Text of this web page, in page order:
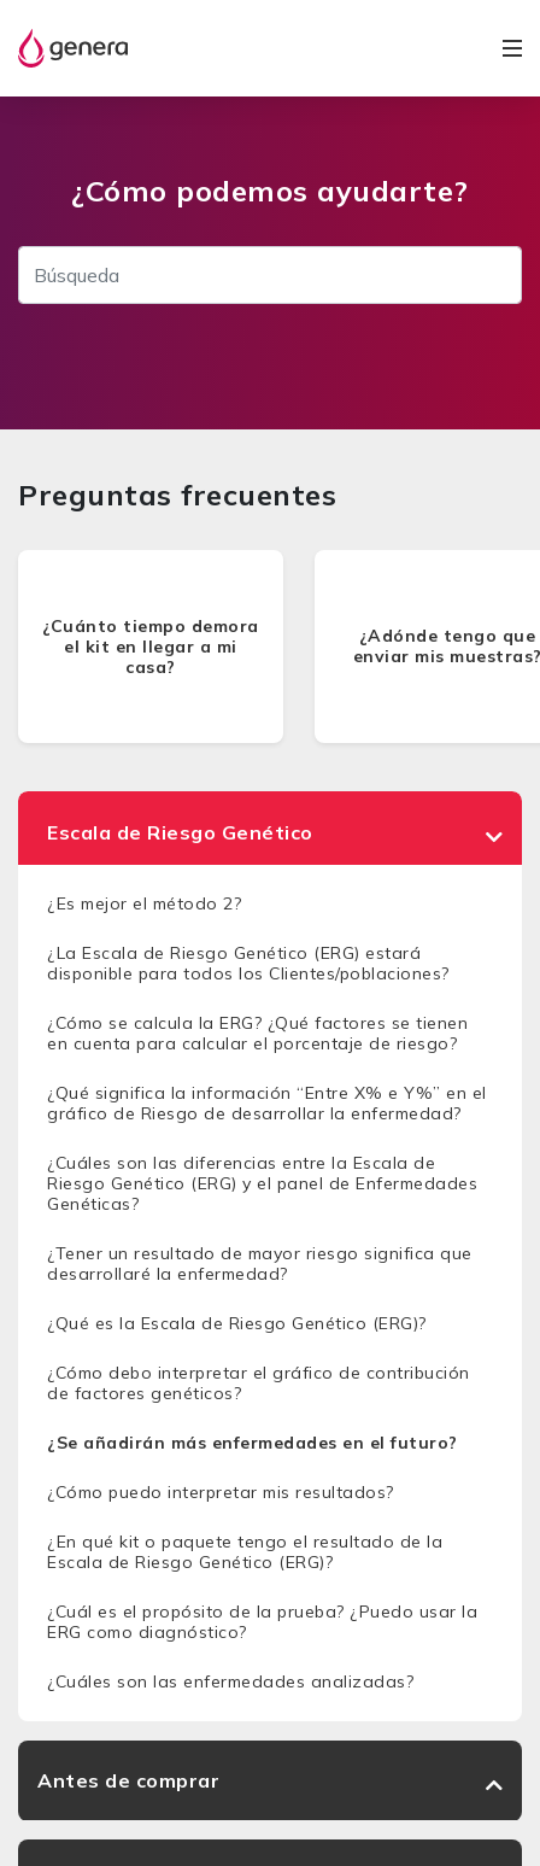
¿Cómo podemos ayudarte?
Preguntas frecuentes
¿Cuánto tiempo demora
el kit en llegar a mi
casa?
¿Adónde tengo que
enviar mis
Escala de Riesgo Genético
¿Es mejor el método 2?
¿La Escala de Riesgo Genético (ERG) estará
disponible para todos los Clientes/poblaciones?
¿Cómo se calcula la ERG? ¿Qué factores se tienen
en cuenta para calcular el porcentaje de riesgo?
¿Qué significa la información “Entre X% e Y%” en el
gráfico de Riesgo de desarrollar la enfermedad?
¿Cuáles son las diferencias entre la Escala de
Riesgo Genético (ERG) y el panel de Enfermedades
Genéticas?
¿Tener un resultado de mayor riesgo significa que
desarrollaré la enfermedad?
¿Qué es la Escala de Riesgo Genético (ERG)?
¿Cómo debo interpretar el gráfico de contribución
de factores genéticos?
¿Se añadirán más enfermedades en el futuro?
¿Cómo puedo interpretar mis resultados?
¿En qué kit o paquete tengo el resultado de la
Escala de Riesgo Genético (ERG)?
¿Cuál es el propósito de la prueba? ¿Puedo usar la
ERG como diagnóstico?
¿Cuáles son las enfermedades analizadas?
Antes de comprar